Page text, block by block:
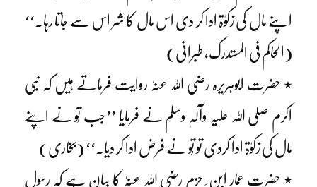
اپنے مال کی زکوٰۃ ادا کر دی اس مال کا شر اس سے جاتا رہا۔‘‘
(الحاکم فی المستدرک، طبرانی)
٭ حضرت ابوہریرہ رضی اللہ عنہٗ روایت فرماتے ہیں کہ نبی
اکرم صلی اللہ علیہ وآلہٖ وسلم نے فرمایا ’’جب تُو نے اپنے
مال کی زکوٰۃ ادا کردی تو تُو نے فرض ادا کر دیا۔‘‘ (بخاری)
٭ حضرت عمار ابن ِ حزم رضی اللہ عنہٗ کا بیان ہے کہ رسول